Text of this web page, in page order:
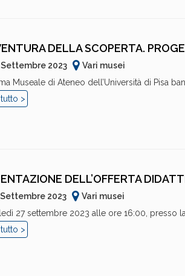
DELLA SCOPERTA.
Settembre 2023
Vari musei
Museale di Ateneo dell’Università di Pisa
tutto >
DELL’OFFERTA
Settembre 2023
Vari musei
27 settembre 2023 alle ore 16:00, presso la
tutto >